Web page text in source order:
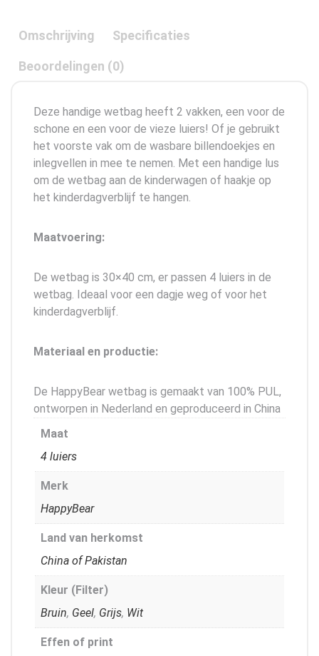
Omschrijving Specificaties
Beoordelingen (0)
Deze handige wetbag heeft 2 vakken, een voor de
schone en een voor de vieze luiers! Of je gebruikt
het voorste vak om de wasbare billendoekjes en
inlegvellen in mee te nemen. Met een handige lus
om de wetbag aan de kinderwagen of haakje op
het kinderdagverblijf te hangen.
Maatvoering:
De wetbag is 30×40 cm, er passen 4 luiers in de
wetbag. Ideaal voor een dagje weg of voor het
kinderdagverblijf.
Materiaal en productie:
De HappyBear wetbag is gemaakt van 100% PUL,
ontworpen in Nederland en geproduceerd in China
Maat
4 luiers
Merk
HappyBear
Land van herkomst
China of Pakistan
Kleur (Filter)
Bruin, Geel, Grijs, Wit
Effen of print